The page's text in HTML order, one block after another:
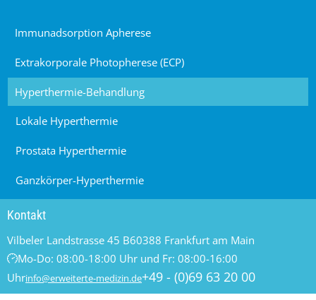
Immunadsorption Apherese
Extrakorporale Photopherese (ECP)
Hyperthermie-Behandlung
Lokale Hyperthermie
Prostata Hyperthermie
Ganzkörper-Hyperthermie
Kontakt
Vilbeler Landstrasse 45 B60388 Frankfurt am Main
Mo-Do: 08:00-18:00 Uhr und Fr: 08:00-16:00
Uhrinfo@erweiterte-medizin.de+49 - (0)69 63 20 00